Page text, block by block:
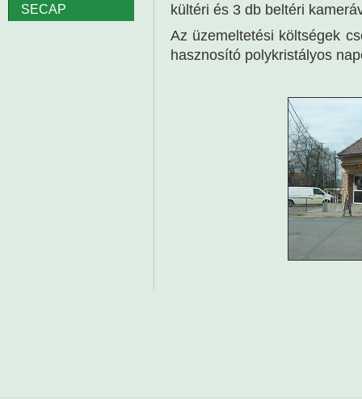
kültéri és 3 db beltéri
Az üzemeltetési költségek
hasznosító polykristályos
SECAP